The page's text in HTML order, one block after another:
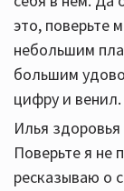
это, поверьте
небольшим
большим
цифру и венил.
Илья
Поверьте я не
ресказываю о